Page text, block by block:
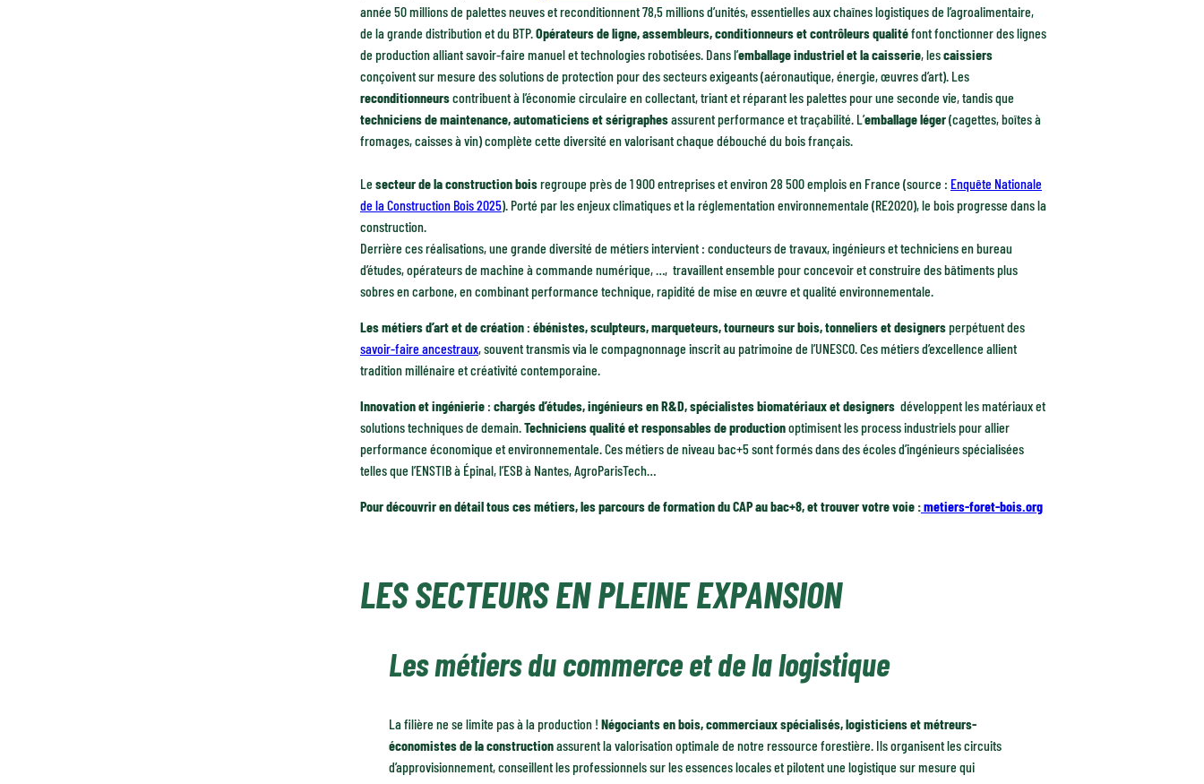
année 50 millions de palettes neuves et reconditionnent 78,5 millions d’unités, essentielles aux chaînes logistiques de l’agroalimentaire,
de la grande distribution et du BTP.Opérateurs de ligne, assembleurs, conditionneurs et contrôleurs qualitéfont fonctionner des lignes
de production alliant savoir-faire manuel et technologies robotisées. Dans l’emballage industriel et la caisserie, lescaissiers
conçoivent sur mesure des solutions de protection pour des secteurs exigeants (aéronautique, énergie, œuvres d’art). Les
reconditionneurscontribuent à l’économie circulaire en collectant, triant et réparant les palettes pour une seconde vie, tandis que
techniciens de maintenance, automaticiens et sérigraphesassurent performance et traçabilité. L’emballage léger(cagettes, boîtes à
fromages, caisses à vin) complète cette diversité en valorisant chaque débouché du bois français.
Le secteur de la construction boisregroupe près de 1 900 entreprises et environ 28 500 emplois en France (source : Enquête Nationale
de la Construction Bois 2025). Porté par les enjeux climatiques et la réglementation environnementale (RE2020), le bois progresse dans la
construction.
Derrière ces réalisations, une grande diversité de métiers intervient : conducteurs de travaux, ingénieurs et techniciens en bureau
d’études, opérateurs de machine à commande numérique, …, travaillent ensemble pour concevoir et construire des bâtiments plus
sobres en carbone, en combinant performance technique, rapidité de mise en œuvre et qualité environnementale.
Les métiers d’art et de création : ébénistes, sculpteurs, marqueteurs, tourneurs sur bois, tonneliers et designers perpétuent des
savoir-faire ancestraux, souvent transmis via le compagnonnage inscrit au patrimoine de l’UNESCO. Ces métiers d’excellence allient
tradition millénaire et créativité contemporaine.
Innovation et ingénierie : chargés d’études, ingénieurs en R&D, spécialistes biomatériaux et designers développent les matériaux et
solutions techniques de demain.Techniciens qualité et responsables de productionoptimisent les process industriels pour allier
performance économique et environnementale. Ces métiers de niveau bac+5 sont formés dans des écoles d’ingénieurs spécialisées
telles que l’ENSTIB à Épinal, l’ESB à Nantes, AgroParisTech…
Pour découvrir en détail tous ces métiers, les parcours de formation du CAP au bac+8, et trouver votre voie :metiers-foret-bois.org
LES SECTEURS EN PLEINE EXPANSION
Les métiers du commerce et de la logistique
La filière ne se limite pas à la production ! Négociants en bois, commerciaux spécialisés, logisticiens et métreurs-
économistes de la constructionassurent la valorisation optimale de notre ressource forestière. Ils organisent les circuits
d’approvisionnement, conseillent les professionnels sur les essences locales et pilotent une logistique sur mesure qui